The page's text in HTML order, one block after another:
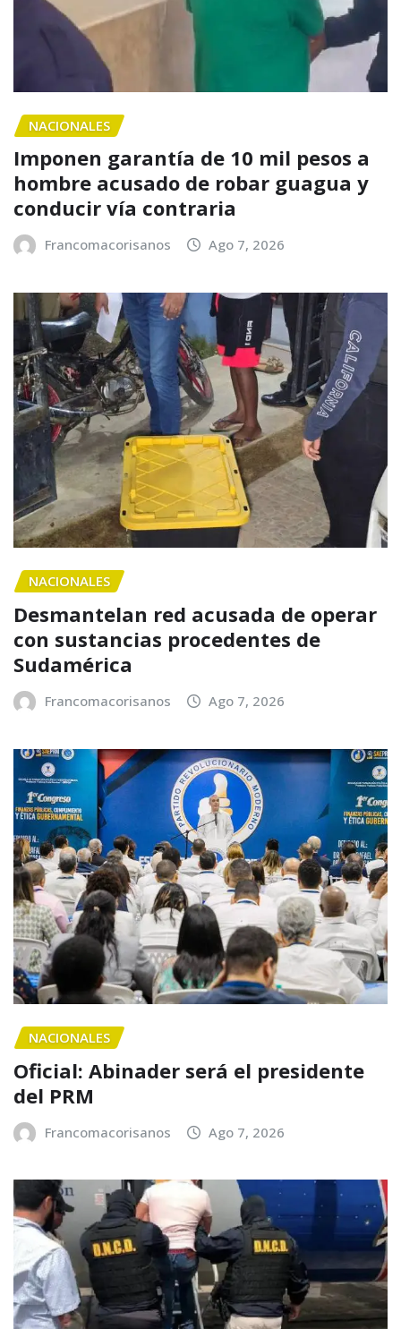
NACIONALES
Imponen garantía de 10 mil pesos a
hombre acusado de robar guagua y
conducir vía contraria
Francomacorisanos Ago 7, 2026
NACIONALES
Desmantelan red acusada de operar
con sustancias procedentes de
Sudamérica
Francomacorisanos Ago 7, 2026
NACIONALES
Oficial: Abinader será el presidente
del PRM
Francomacorisanos Ago 7, 2026